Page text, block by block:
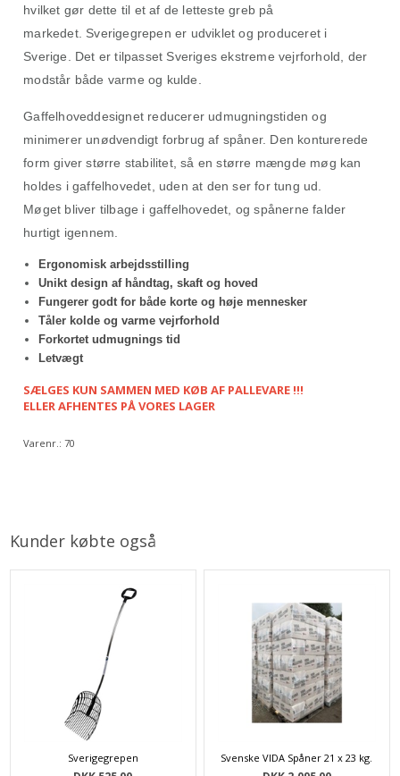
hvilket gør dette til et af de letteste greb på
markedet. Sverigegrepen er udviklet og produceret i
Sverige. Det er tilpasset Sveriges ekstreme vejrforhold, der
modstår både varme og kulde.
Gaffelhoveddesignet reducerer udmugningstiden og
minimerer unødvendigt forbrug af spåner. Den konturerede
form giver større stabilitet, så en større mængde møg kan
holdes i gaffelhovedet, uden at den ser for tung ud.
Møget bliver tilbage i gaffelhovedet, og spånerne falder
hurtigt igennem.
Ergonomisk arbejdsstilling
Unikt design af håndtag, skaft og hoved
Fungerer godt for både korte og høje mennesker
Tåler kolde og varme vejrforhold
Forkortet udmugnings tid
Letvægt
SÆLGES KUN SAMMEN MED KØB AF PALLEVARE !!!
ELLER AFHENTES PÅ VORES LAGER
Varenr.:70
Kunder købte også
Sverigegrepen Svenske VIDA Spåner 21 x 23 kg.